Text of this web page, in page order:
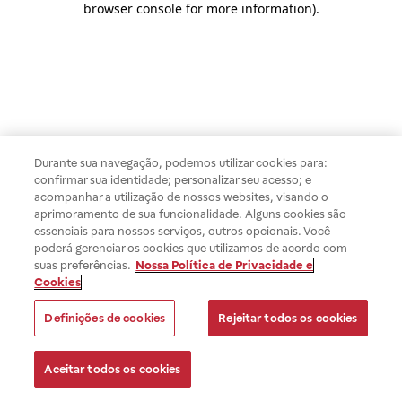
browser console for more information).
Durante sua navegação, podemos utilizar cookies para:
confirmar sua identidade; personalizar seu acesso; e
acompanhar a utilização de nossos websites, visando o
aprimoramento de sua funcionalidade. Alguns cookies são
essenciais para nossos serviços, outros opcionais. Você
poderá gerenciar os cookies que utilizamos de acordo com
suas preferências. Nossa Política de Privacidade e
Cookies
Definições de cookies Rejeitar todos os cookies
Aceitar todos os cookies